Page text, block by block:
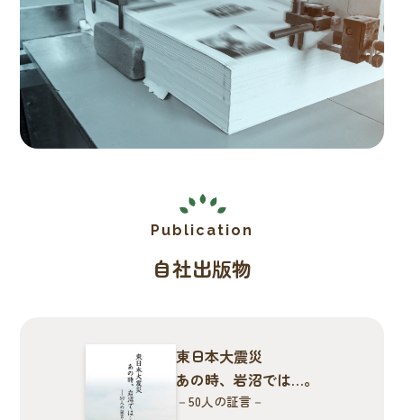
自社出版物
東日本大震災
あの時、岩沼では…。
－50人の証言－